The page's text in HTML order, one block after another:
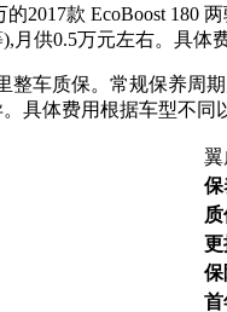
2017款 EcoBoost 180
供0.5万元左右。具体
整车质保。常规保养周
具体费用根据车型不同
保
更
保
首